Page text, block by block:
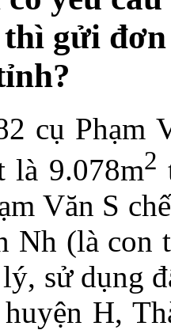
gửi
cụ Phạm
là 9.078m2
Văn S
Nh (là
sử dụng
H,